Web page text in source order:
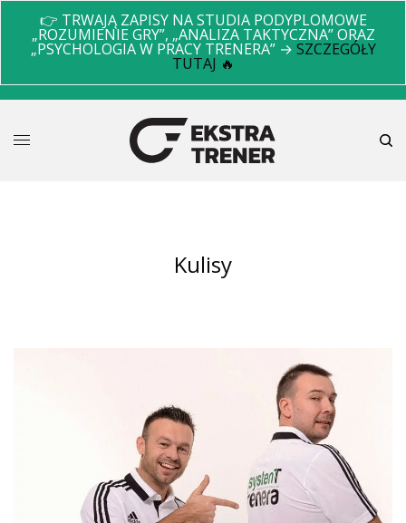
👉 TRWAJĄ ZAPISY NA STUDIA PODYPLOMOWE
„ROZUMIENIE GRY”, „ANALIZA TAKTYCZNA” ORAZ
„PSYCHOLOGIA W PRACY TRENERA” → SZCZEGÓŁY
TUTAJ 🔥
kulisy